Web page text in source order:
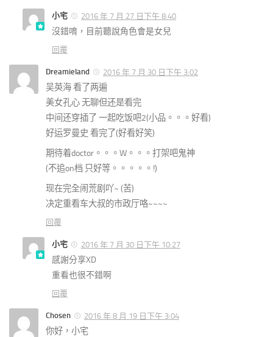
小宅 2016 年 7 月 27 日下午 8:40
沒錯唷，目前聽說角色會是女兒
回覆
Dreamieland 2016 年 7 月 30 日下午 3:02
吴英海 看了两遍
美女孔心 无聊但还是看完
中间还穿插了 一起吃饭吧2(小品。。。好看)
好运罗曼史 看完了(好看好笑)
期待着doctor。。。W。。。打架吧鬼神
(不追on档 只好等。。。。。!)
现在完全闹荒剧吖~ (苦)
决定重看车大叔的市政厅咯~~~~
回覆
小宅 2016 年 7 月 30 日下午 10:27
感謝分享XD
重看也很不錯啊
回覆
Chosen 2016 年 8 月 19 日下午 3:04
你好，小宅